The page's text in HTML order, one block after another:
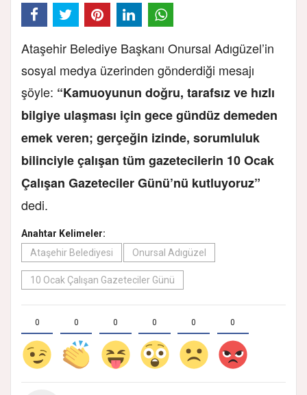
Ataşehir Belediye Başkanı Onursal Adıgüzel’in
sosyal medya üzerinden gönderdiği mesajı
şöyle: “Kamuoyunun doğru, tarafsız ve hızlı
bilgiye ulaşması için gece gündüz demeden
emek veren; gerçeğin izinde, sorumluluk
bilinciyle çalışan tüm gazetecilerin 10 Ocak
Çalışan Gazeteciler Günü’nü kutluyoruz”
dedi.
Anahtar Kelimeler:
Ataşehir Belediyesi
Onursal Adıgüzel
10 Ocak Çalışan Gazeteciler Günü
0 0 0 0 0 0